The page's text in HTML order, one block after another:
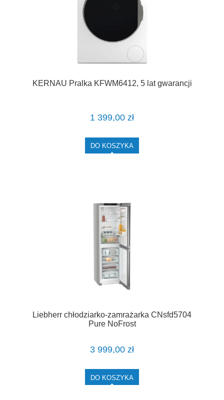
KERNAU Pralka KFWM6412, 5 lat gwarancji
1 399,00 zł
DO KOSZYKA
Liebherr chłodziarko-zamrażarka CNsfd5704
Pure NoFrost
3 999,00 zł
DO KOSZYKA